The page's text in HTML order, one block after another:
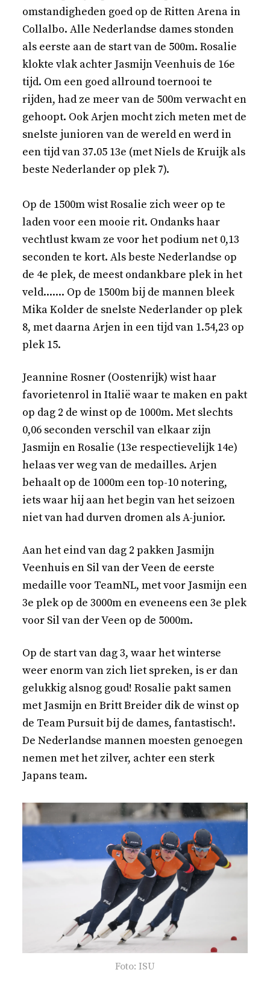
omstandigheden goed op de Ritten Arena in
Collalbo. Alle Nederlandse dames stonden
als eerste aan de start van de 500m. Rosalie
klokte vlak achter Jasmijn Veenhuis de 16e
tijd. Om een goed allround toernooi te
rijden, had ze meer van de 500m verwacht en
gehoopt. Ook Arjen mocht zich meten met de
snelste junioren van de wereld en werd in
een tijd van 37.05 13e (met Niels de Kruijk als
beste Nederlander op plek 7).
Op de 1500m wist Rosalie zich weer op te
laden voor een mooie rit. Ondanks haar
vechtlust kwam ze voor het podium net 0,13
seconden te kort. Als beste Nederlandse op
de 4e plek, de meest ondankbare plek in het
veld....... Op de 1500m bij de mannen bleek
Mika Kolder de snelste Nederlander op plek
8, met daarna Arjen in een tijd van 1.54,23 op
plek 15.
Jeannine Rosner (Oostenrijk) wist haar
favorietenrol in Italië waar te maken en pakt
op dag 2 de winst op de 1000m. Met slechts
0,06 seconden verschil van elkaar zijn
Jasmijn en Rosalie (13e respectievelijk 14e)
helaas ver weg van de medailles. Arjen
behaalt op de 1000m een top-10 notering,
iets waar hij aan het begin van het seizoen
niet van had durven dromen als A-junior.
Aan het eind van dag 2 pakken Jasmijn
Veenhuis en Sil van der Veen de eerste
medaille voor TeamNL, met voor Jasmijn een
3e plek op de 3000m en eveneens een 3e plek
voor Sil van der Veen op de 5000m.
Op de start van dag 3, waar het winterse
weer enorm van zich liet spreken, is er dan
gelukkig alsnog goud! Rosalie pakt samen
met Jasmijn en Britt Breider dik de winst op
de Team Pursuit bij de dames, fantastisch!.
De Nederlandse mannen moesten genoegen
nemen met het zilver, achter een sterk
Japans team.
Foto: ISU